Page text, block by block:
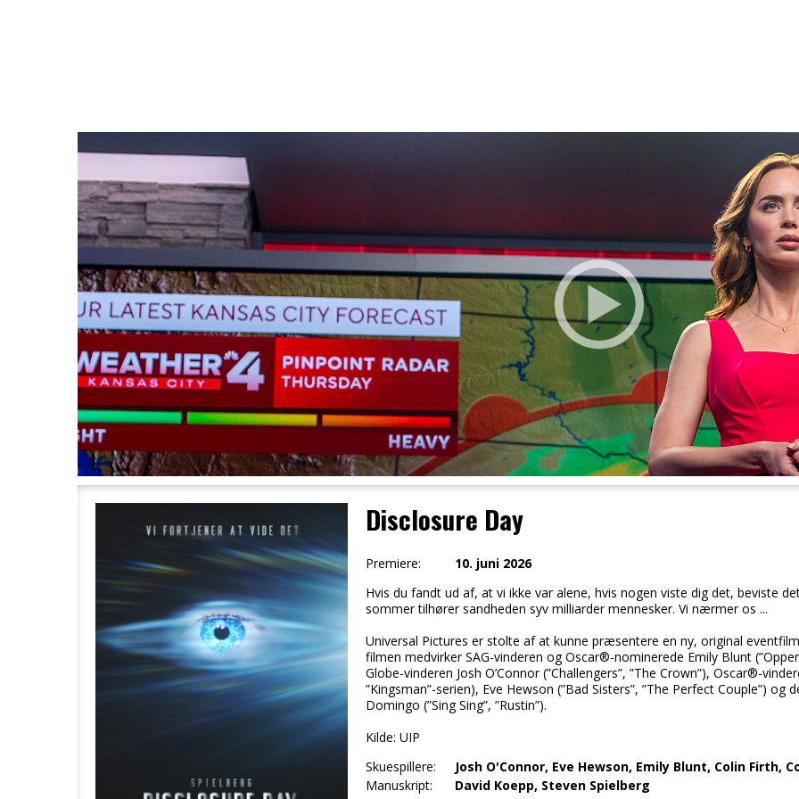
Disclosure Day
Premiere:
10. juni 2026
Hvis du fandt ud af, at vi ikke var alene, hvis nogen viste dig det, beviste
sommer tilhører sandheden syv milliarder mennesker. Vi nærmer os ...
Universal Pictures er stolte af at kunne præsentere en ny, original
filmen medvirker SAG-vinderen og Oscar®-nominerede Emily Blunt
Globe-vinderen Josh O’Connor (”Challengers”, ”The Crown”), Oscar®-
”Kingsman”-serien), Eve Hewson (”Bad Sisters”, ”The Perfect Couple”)
Domingo (”Sing Sing”, ”Rustin”).
Kilde: UIP
Skuespillere:
Josh O'Connor, Eve Hewson, Emily Blunt, Colin Firth,
Manuskript:
David Koepp, Steven Spielberg